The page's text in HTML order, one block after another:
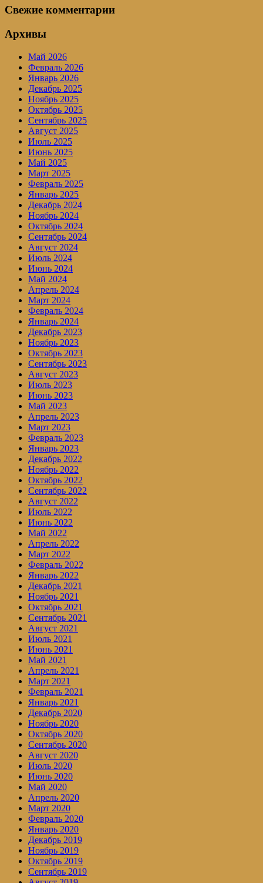
Свежие комментарии
Архивы
Май 2026
Февраль 2026
Январь 2026
Декабрь 2025
Ноябрь 2025
Октябрь 2025
Сентябрь 2025
Август 2025
Июль 2025
Июнь 2025
Май 2025
Март 2025
Февраль 2025
Январь 2025
Декабрь 2024
Ноябрь 2024
Октябрь 2024
Сентябрь 2024
Август 2024
Июль 2024
Июнь 2024
Май 2024
Апрель 2024
Март 2024
Февраль 2024
Январь 2024
Декабрь 2023
Ноябрь 2023
Октябрь 2023
Сентябрь 2023
Август 2023
Июль 2023
Июнь 2023
Май 2023
Апрель 2023
Март 2023
Февраль 2023
Январь 2023
Декабрь 2022
Ноябрь 2022
Октябрь 2022
Сентябрь 2022
Август 2022
Июль 2022
Июнь 2022
Май 2022
Апрель 2022
Март 2022
Февраль 2022
Январь 2022
Декабрь 2021
Ноябрь 2021
Октябрь 2021
Сентябрь 2021
Август 2021
Июль 2021
Июнь 2021
Май 2021
Апрель 2021
Март 2021
Февраль 2021
Январь 2021
Декабрь 2020
Ноябрь 2020
Октябрь 2020
Сентябрь 2020
Август 2020
Июль 2020
Июнь 2020
Май 2020
Апрель 2020
Март 2020
Февраль 2020
Январь 2020
Декабрь 2019
Ноябрь 2019
Октябрь 2019
Сентябрь 2019